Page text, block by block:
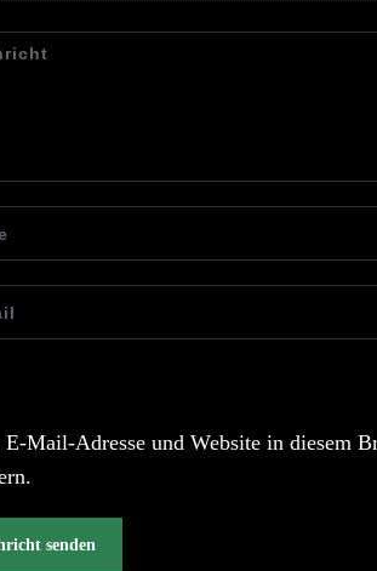
E-Mail-Adresse und Website in diesem